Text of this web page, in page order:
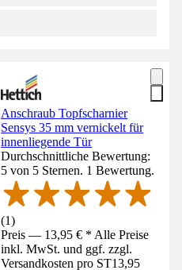
Anschraub Topfscharnier
Sensys 35 mm vernickelt für
innenliegende Tür
Durchschnittliche Bewertung:
5 von 5 Sternen. 1 Bewertung.
(1)
Preis — 13,95 € * Alle Preise
inkl. MwSt. und ggf. zzgl.
Versandkosten pro ST13,95